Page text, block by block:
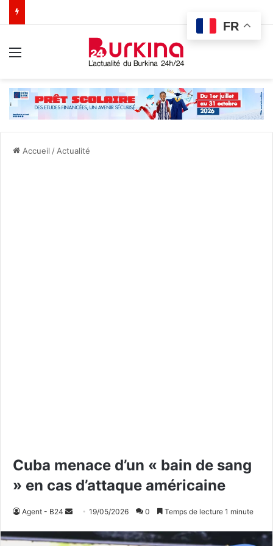
Accueil / Actualité
Cuba menace d’un « bain de sang
» en cas d’attaque américaine
Agent - B24
v
19/05/2026 0 Temps de lecture 1 minute
FR